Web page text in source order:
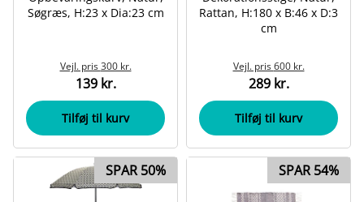
Søgræs, H:23 x Dia:23 cm
Vejl. pris300 kr.
139 kr.
Tilføj til kurv
Rattan, H:180 x B:46 x D:3
cm
Vejl. pris600 kr.
289 kr.
Tilføj til kurv
SPAR 50% SPAR 54%